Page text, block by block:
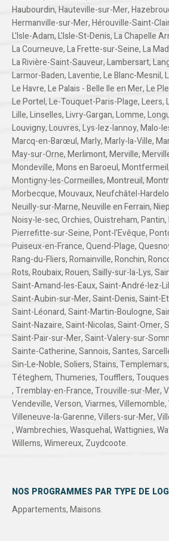
Haubourdin,Hauteville-sur-Mer,
Hermanville-sur-Mer,Hérouville-Saint-
L'Isle-Adam,L'Isle-St-Denis,La Chapelle
La Courneuve,La Frette-sur-Seine,La
La Rivière-Saint-Sauveur,Lambersart,
Larmor-Baden,Laventie,Le Blanc-Mesnil,
Le Havre,Le Palais - Belle Ile en Mer,Le
Le Portel,Le-Touquet-Paris-Plage,Leers,
Lille,Linselles,Livry-Gargan,Lomme,
Louvigny,Louvres,Lys-lez-lannoy,Malo-
Marcq-en-Barœul,Marly,Marly-la-Ville,
May-sur-Orne,Merlimont,Merville,
Mondeville,Mons en Baroeul,Montfermeil,
Montigny-les-Cormeilles,Montreuil,
Morbecque,Mouvaux,Neufchâtel-
Neuilly-sur-Marne,Neuville en Ferrain,
Noisy-le-sec,Orchies,Ouistreham,Pantin,
Pierrefitte-sur-Seine,Pont-l'Evêque,
Puiseux-en-France,Quend-Plage,
Rang-du-Fliers,Romainville,Ronchin,
Rots,Roubaix,Rouen,Sailly-sur-la-Lys,
Saint-Amand-les-Eaux,Saint-André-lez-
Saint-Aubin-sur-Mer,Saint-Denis,Saint-
Saint-Léonard,Saint-Martin-Boulogne,
Saint-Nazaire,Saint-Nicolas,Saint-Omer,
Saint-Pair-sur-Mer,Saint-Valery-sur-
Sainte-Catherine,Sannois,Santes,
Sin-Le-Noble,Soliers,Stains,Templemars,
Téteghem,Thumeries,Toufflers,Touques
,Tremblay-en-France,Trouville-sur-Mer,
Vendeville,Verson,Viarmes,Villemomble,
Villeneuve-la-Garenne,Villers-sur-Mer,
,Wambrechies,Wasquehal,Wattignies,
Willems,Wimereux, Zuydcoote.
NOS PROGRAMMES PAR TYPE DE
Appartements,Maisons.